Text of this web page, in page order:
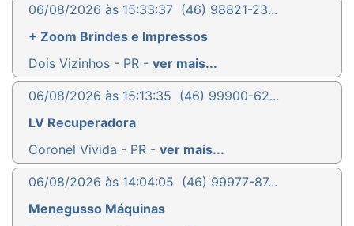
06/08/2026 às 15:33:37 (46) 98821-23...
+ Zoom Brindes e Impressos
Dois Vizinhos - PR - ver mais...
06/08/2026 às 15:13:35 (46) 99900-62...
LV Recuperadora
Coronel Vivida - PR - ver mais...
06/08/2026 às 14:04:05 (46) 99977-87...
Menegusso Máquinas